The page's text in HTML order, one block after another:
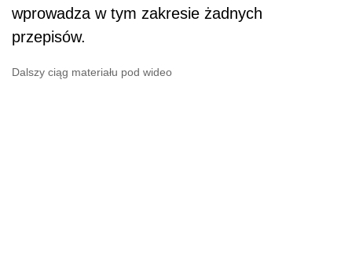
wprowadza w tym zakresie żadnych
przepisów.
Dalszy ciąg materiału pod wideo